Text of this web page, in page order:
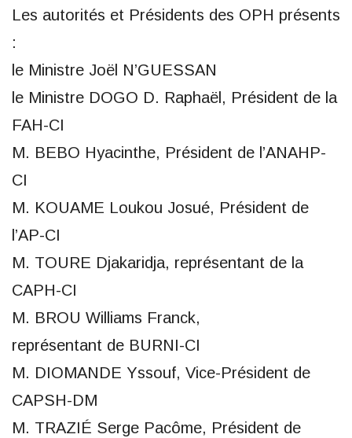
Les autorités et Présidents des OPH présents
:
le Ministre Joël N’GUESSAN
le Ministre DOGO D. Raphaël, Président de la
FAH-CI
M. BEBO Hyacinthe, Président de l’ANAHP-
CI
M. KOUAME Loukou Josué, Président de
l’AP-CI
M. TOURE Djakaridja, représentant de la
CAPH-CI
M. BROU Williams Franck,
représentant de BURNI-CI
M. DIOMANDE Yssouf, Vice-Président de
CAPSH-DM
M. TRAZIÉ Serge Pacôme, Président de